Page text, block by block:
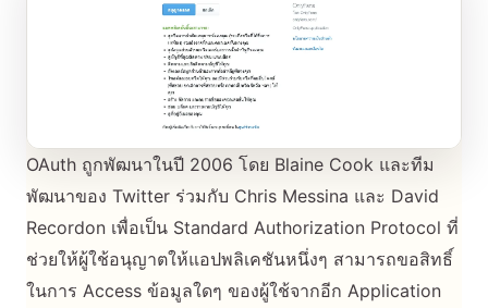
OAuth ถูกพัฒนาในปี 2006 โดย Blaine Cook และทีม
พัฒนาของ Twitter ร่วมกับ Chris Messina และ David
Recordon เพื่อเป็น Standard Authorization Protocol ที่
ช่วยให้ผู้ใช้อนุญาตให้แอปพลิเคชันหนึ่งๆ สามารถขอสิทธิ์
ในการ Access ข้อมูลใดๆ ของผู้ใช้จากอีก Application